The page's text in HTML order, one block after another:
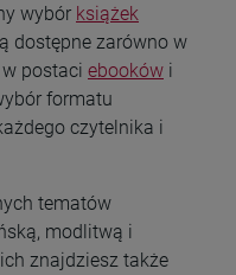
wybór książek
dostępne zarówno w
postaci ebooków i
formatu
czytelnika i
tematów
modlitwą i
znajdziesz także